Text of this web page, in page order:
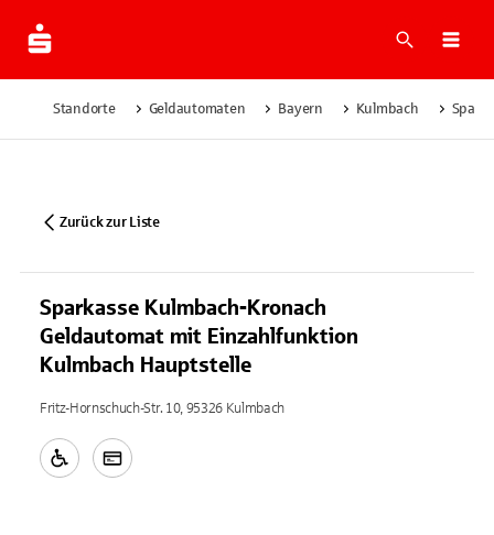
Suche
Standorte Geldautomaten Bayern Kulmbach
Zurück zur Liste
Sparkasse Kulmbach-Kronach
Geldautomat mit Einzahlfunktion
Kulmbach Hauptstelle
Fritz-Hornschuch-Str. 10, 95326 Kulmbach